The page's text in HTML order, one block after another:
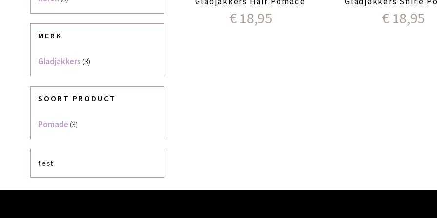
€18,95 €18,95
MERK
Gladjakkers (3)
SOORT PRODUCT
Pomade (3)
test